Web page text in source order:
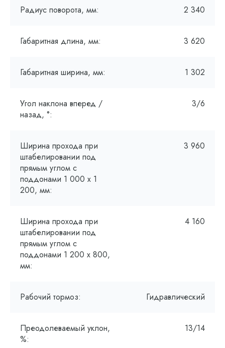
Радиус поворота, мм: 2 340
Габаритная длина, мм: 3 620
Габаритная ширина, мм: 1 302
Угол наклона вперед /
назад, °:
3/6
Ширина прохода при
штабелировании под
прямым углом с
поддонами 1 000 х 1
200, мм:
3 960
Ширина прохода при
штабелировании под
прямым углом с
поддонами 1 200 x 800,
мм:
4 160
Рабочий тормоз: Гидравлический
Преодолеваемый уклон,
%:
13/14